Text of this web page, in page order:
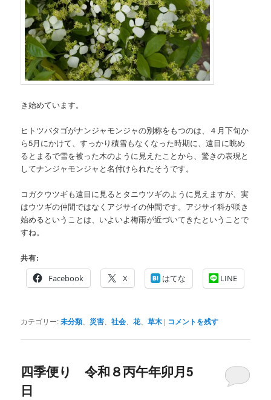
き始めています。
ヒトツバタゴがナンジャモンジャの別称をもつのは、４月下旬か
ら5月にかけて、すっかり積雪もなくなった時期に、遠目に眺め
るとまるで雪を被った木のように見えたことから、驚きの表現と
してナンジャモンジャと名付けられたそうです。
コガクウツギも遠目に見るとタニウツギのように見えますが、実
はウツギの仲間ではなくアジサイの仲間です。アジサイ科が咲き
始めるということは、いよいよ梅雨が近づいてきたということで
すね。
共有:
Facebook
X はてな LINE
カテゴリー:未分類 災害 、社会 、花、草木 | コメントを残す
四季便り 令和８丙午年卯月5
日